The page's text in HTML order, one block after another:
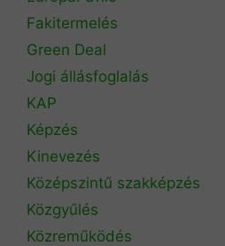
Fakitermelés
Green Deal
Jogi állásfoglalás
KAP
Képzés
Kinevezés
Középszintű szakképzés
Közgyűlés
Közreműködés